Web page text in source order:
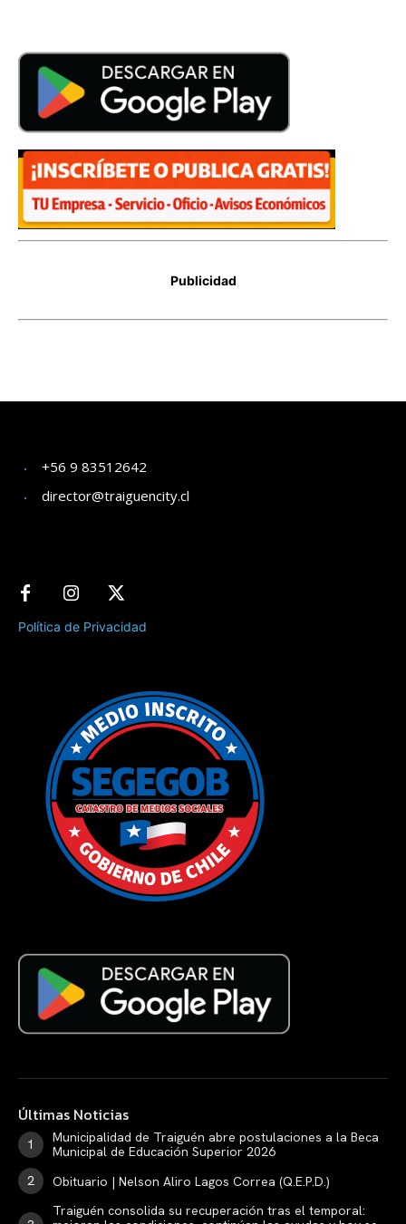
+56 9 83512642
director@traiguencity.cl
Política de Privacidad
Últimas Noticias
Municipalidad de Traiguén abre postulaciones a la Beca
Municipal de Educación Superior 2026
Obituario | Nelson Aliro Lagos Correa (Q.E.P.D.)
Traiguén consolida su recuperación tras el temporal: